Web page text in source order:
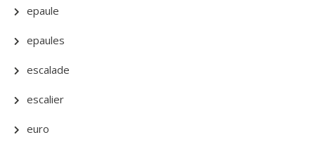
epaule
epaules
escalade
escalier
euro